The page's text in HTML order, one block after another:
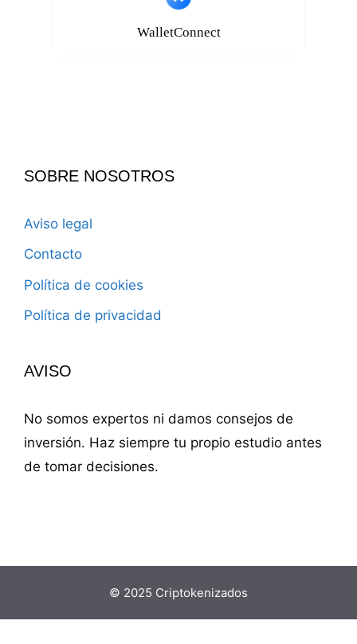
WalletConnect
SOBRE NOSOTROS
Aviso legal
Contacto
Política de cookies
Política de privacidad
AVISO
No somos expertos ni damos consejos de
inversión. Haz siempre tu propio estudio antes
de tomar decisiones.
© 2025 Criptokenizados